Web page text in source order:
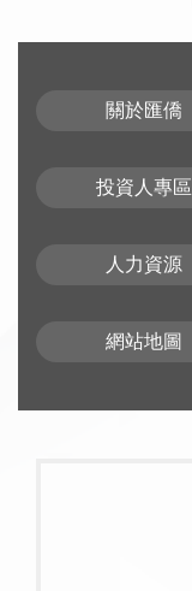
關於匯僑
投資人專區
人力資源
網站地圖